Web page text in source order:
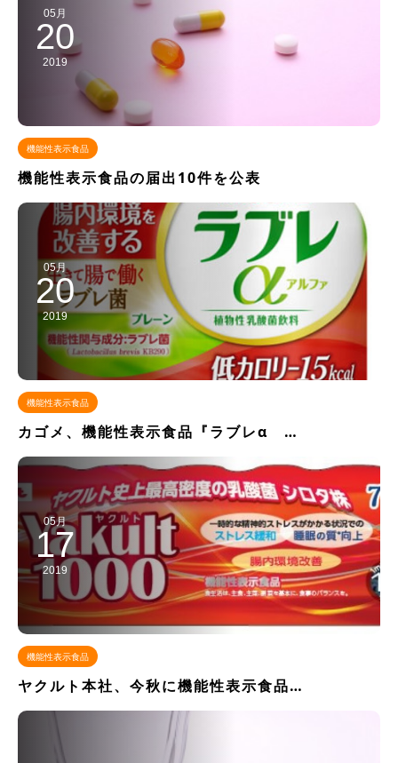
05月
20
2019
機能性表示食品
機能性表示食品の届出10件を公表
05月
20
2019
機能性表示食品
カゴメ、機能性表示食品『ラブレα …
05月
17
2019
機能性表示食品
ヤクルト本社、今秋に機能性表示食品…